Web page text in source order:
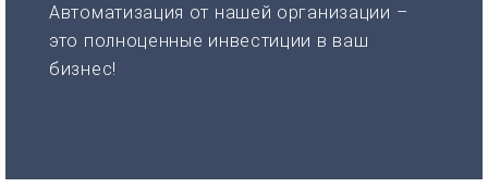
Автоматизация от нашей организации –
это полноценные инвестиции в ваш
бизнес!